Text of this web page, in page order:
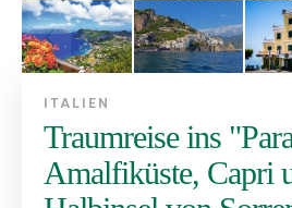
ITALIEN
Traumreise ins
Amalfiküste, Capri